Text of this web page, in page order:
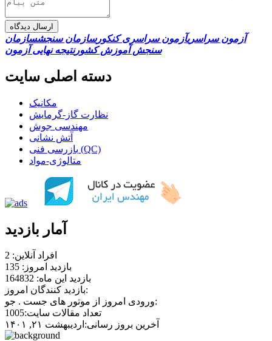
ارسال دیدگاه
آزمون سراسریآزمون سراسری کنکورسازمان سنجشسازمان
سنجش آموزش کشورنتیجه نهایی آزمون
دسته اصلی سایت
مکانیک
نظارت گاز-گرمایش
مهندسی جوش
آتش نشانی
بازرسی فنی (QC)
متالوژی-مواد
آمار بازدید
افراد آنلاین: 2
بازدید امروز: 135
بازدید این ماه: 164832
بازدید کنندگان امروز:
ورودی امروز از موتور های جست . جو:
تعداد مقالات سایت:1005
آخرین بروز رسانی:اردیبهشت ۲۱, ۱۴۰۱